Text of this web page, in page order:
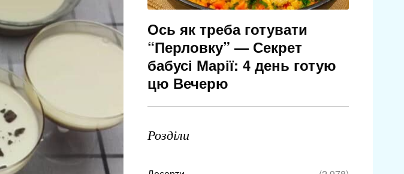
Ось як треба готувати
“Перловку” — Секрет
бабусі Марії: 4 день готую
цю Вечерю
Розділи